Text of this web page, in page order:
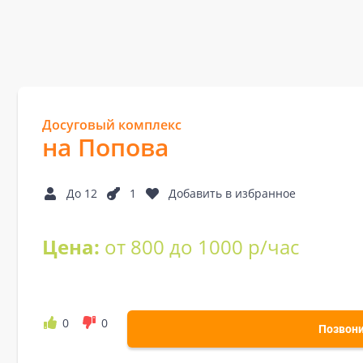
Досуговый комплекс
на Попова
До 12 1 Добавить в избранное
Цена: от 800 до 1000 р/час
0 0